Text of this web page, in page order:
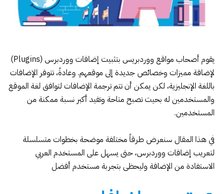
يقوم أصحاب مواقع ووردبريس بتثبيت إضافات ووردبرس (Plugins)
لإضافة مميزات وخصائص جديدة إلى موقعهم. وعادةً، تتوفر الإضافات
باللغة الإنجليزية، لكن يمكن أن تتم ترجمة الإضافات لتوافق لغة الموقع
والمستخدمين له بحيث تصبح متاحة وتفيد أكبر نسبة ممكنة من
المستخدمين.
في هذا المقال سنعرض طرقاً مختلفة موضحة بخطوات متسلسلة
لتعريب إضافات ووردبرس، حتى يسهل على المستخدم العربي
الاستفادة من الإضافة وليحظى بتجربة مستخدم أفضل